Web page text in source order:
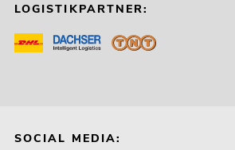
LOGISTIKPARTNER:
SOCIAL MEDIA: